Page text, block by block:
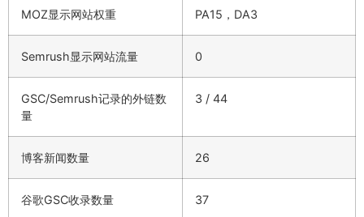
MOZ显示网站权重 PA15，DA3
Semrush显示网站流量 0
GSC/Semrush记录的外链数
量
3 / 44
博客新闻数量 26
谷歌GSC收录数量 37